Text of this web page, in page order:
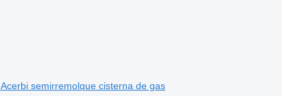
Acerbi semirremolque cisterna de gas